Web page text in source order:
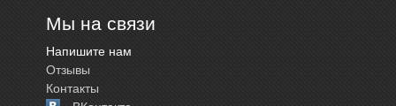
Мы на связи
Напишите нам
Отзывы
Контакты